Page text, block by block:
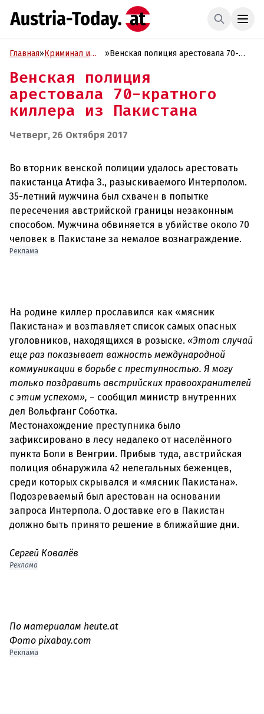
Главная»Криминал и
»Венская полиция арестовала 70-
Венская полиция
арестовала 70-кратного
киллера из Пакистана
Четверг, 26 Октября 2017
Во вторник венской полиции удалось арестовать
пакистанца Атифа З., разыскиваемого Интерполом.
35-летний мужчина был схвачен в попытке
пересечения австрийской границы незаконным
способом. Мужчина обвиняется в убийстве около 70
Реклама
На родине киллер прославился как «мясник
Пакистана» и возглавляет список самых опасных
уголовников, находящихся в розыске. «Этот случай
еще раз показывает важность международной
коммуникации в борьбе с преступностью. Я могу
только поздравить австрийских правоохранителей
с этим успехом», – сообщил министр внутренних
дел Вольфганг Соботка.
Местонахождение преступника было
зафиксировано в лесу недалеко от населённого
пункта Боли в Венгрии. Прибыв туда, австрийская
полиция обнаружила 42 нелегальных беженцев,
среди которых скрывался и «мясник Пакистана».
Подозреваемый был арестован на основании
запроса Интерпола. О доставке его в Пакистан
должно быть принято решение в ближайшие дни.
Сергей Ковалёв
Реклама
По материалам heute.at
Фото pixabay.com
Реклама